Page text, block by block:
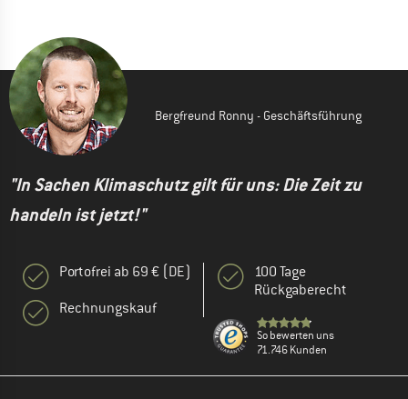
Bergfreund Ronny - Geschäftsführung
"In Sachen Klimaschutz gilt für uns: Die Zeit zu
handeln ist jetzt!"
Portofrei ab 69 € (DE)
Rechnungskauf
100 Tage
Rückgaberecht
So bewerten uns
71.746 Kunden